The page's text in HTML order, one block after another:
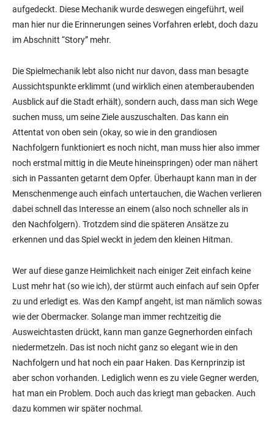
aufgedeckt. Diese Mechanik wurde deswegen eingeführt, weil
man hier nur die Erinnerungen seines Vorfahren erlebt, doch dazu
im Abschnitt “Story” mehr.
Die Spielmechanik lebt also nicht nur davon, dass man besagte
Aussichtspunkte erklimmt (und wirklich einen atemberaubenden
Ausblick auf die Stadt erhält), sondern auch, dass man sich Wege
suchen muss, um seine Ziele auszuschalten. Das kann ein
Attentat von oben sein (okay, so wie in den grandiosen
Nachfolgern funktioniert es noch nicht, man muss hier also immer
noch erstmal mittig in die Meute hineinspringen) oder man nähert
sich in Passanten getarnt dem Opfer. Überhaupt kann man in der
Menschenmenge auch einfach untertauchen, die Wachen verlieren
dabei schnell das Interesse an einem (also noch schneller als in
den Nachfolgern). Trotzdem sind die späteren Ansätze zu
erkennen und das Spiel weckt in jedem den kleinen Hitman.
Wer auf diese ganze Heimlichkeit nach einiger Zeit einfach keine
Lust mehr hat (so wie ich), der stürmt auch einfach auf sein Opfer
zu und erledigt es. Was den Kampf angeht, ist man nämlich sowas
wie der Obermacker. Solange man immer rechtzeitig die
Ausweichtasten drückt, kann man ganze Gegnerhorden einfach
niedermetzeln. Das ist noch nicht ganz so elegant wie in den
Nachfolgern und hat noch ein paar Haken. Das Kernprinzip ist
aber schon vorhanden. Lediglich wenn es zu viele Gegner werden,
hat man ein Problem. Doch auch das kriegt man gebacken. Auch
dazu kommen wir später nochmal.